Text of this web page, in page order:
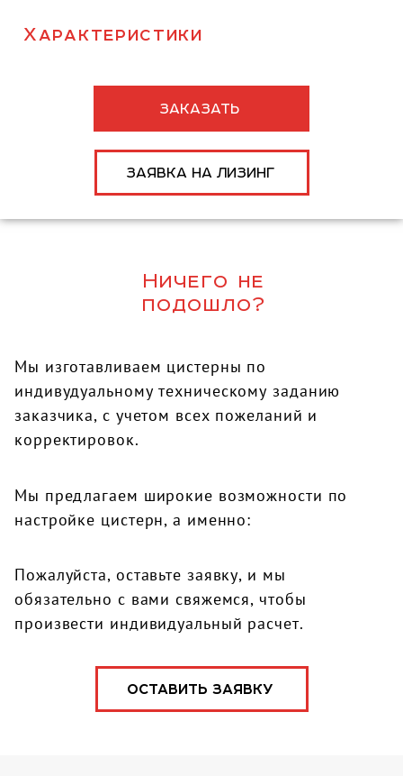
Характеристики
ЗАКАЗАТЬ
ЗАЯВКА НА ЛИЗИНГ
Ничего не
подошло?
Мы изготавливаем цистерны по
индивудуальному техническому заданию
заказчика, с учетом всех пожеланий и
корректировок.
Мы предлагаем широкие возможности по
настройке цистерн, а именно:
Пожалуйста, оставьте заявку, и мы
обязательно с вами свяжемся, чтобы
произвести индивидуальный расчет.
ОСТАВИТЬ ЗАЯВКУ